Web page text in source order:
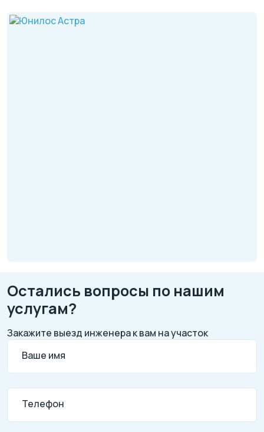
Остались вопросы по нашим
услугам?
Закажите выезд инженера к вам на участок
Ваше имя
Телефон